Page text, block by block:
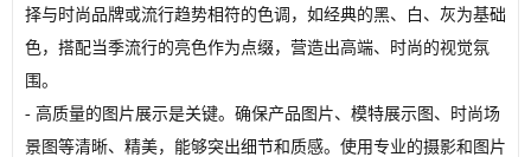
择与时尚品牌或流行趋势相符的色调，如经典的黑、白、灰为基础
色，搭配当季流行的亮色作为点缀，营造出高端、时尚的视觉氛
围。
- 高质量的图片展示是关键。确保产品图片、模特展示图、时尚场
景图等清晰、精美，能够突出细节和质感。使用专业的摄影和图片